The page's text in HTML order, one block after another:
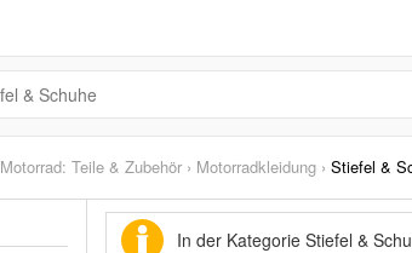
Motorrad: Teile & Zubehör › Motorradkleidung › Stiefel &
In der Kategorie Stiefel &